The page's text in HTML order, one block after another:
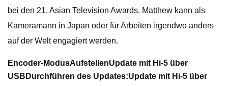
bei den 21. Asian Television Awards. Matthew kann als
Kameramann in Japan oder für Arbeiten irgendwo anders
auf der Welt engagiert werden.
Encoder-ModusAufstellenUpdate mit Hi-5 über
USB Durchführen des Updates:Update mit Hi-5 über